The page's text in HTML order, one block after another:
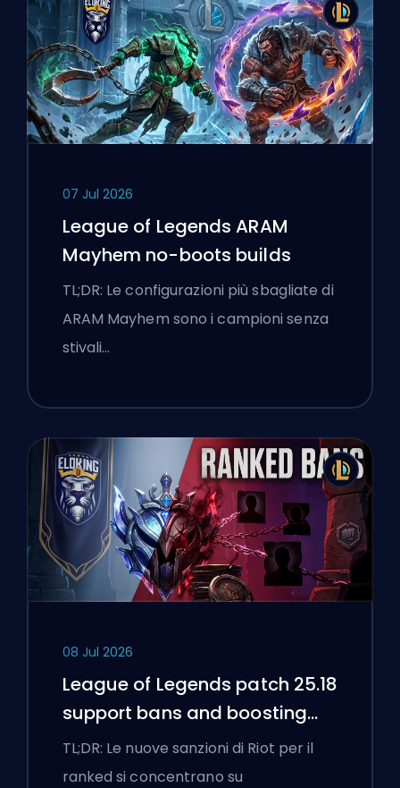
07 Jul 2026
League of Legends ARAM
Mayhem no-boots builds
TL;DR: Le configurazioni più sbagliate di
ARAM Mayhem sono i campioni senza
stivali…
08 Jul 2026
League of Legends patch 25.18
support bans and boosting
flags
TL;DR: Le nuove sanzioni di Riot per il
ranked si concentrano su